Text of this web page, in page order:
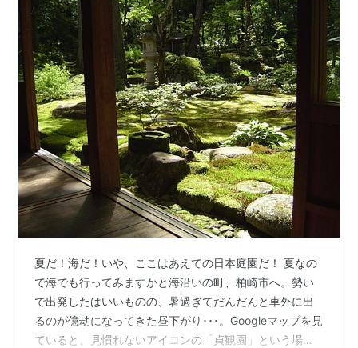
夏だ！海だ！いや、ここはあえての日本庭園だ！ 夏なの
で海でも行ってみますかと海沿いの町、柏崎市へ。勢い
で出発したはいいものの、暑過ぎてだんだんと車外に出
るのが億劫になってきた昼下がり･･･。Googleマップを見
ていると、見慣れないアイコンの「貞観園」という場所